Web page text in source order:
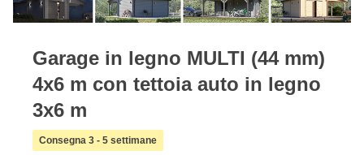
Garage in legno MULTI (44 mm)
4x6 m con tettoia auto in legno
3x6 m
Consegna 3 - 5 settimane